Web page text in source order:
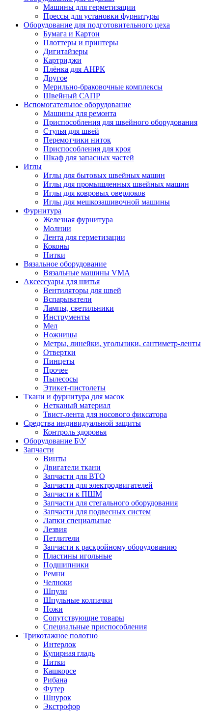
Машины для герметизации
Прессы для установки фурнитуры
Оборудование для подготовительного цеха
Бумага и Картон
Плоттеры и принтеры
Дигитайзеры
Картриджи
Плёнка для АНРК
Другое
Мерильно-браковочные комплексы
Швейный САПР
Вспомогательное оборудование
Машины для ремонта
Приспособления для швейного оборудования
Стулья для швей
Перемотчики ниток
Приспособления для кроя
Шкаф для запасных частей
Иглы
Иглы для бытовых швейных машин
Иглы для промышленных швейных машин
Иглы для ковровых оверлоков
Иглы для мешкозашивочной машины
Фурнитура
Железная фурнитура
Молнии
Лента для герметизации
Коконы
Нитки
Вязальное оборудование
Вязальные машины VMA
Аксессуары для шитья
Вентиляторы для швей
Вспарыватели
Лампы, светильники
Инструменты
Мел
Ножницы
Метры, линейки, угольники, сантиметр-ленты
Отвертки
Пинцеты
Прочее
Пылесосы
Этикет-пистолеты
Ткани и фурнитура для масок
Нетканый материал
Твист-лента для носового фиксатора
Средства индивидуальной защиты
Контроль здоровья
Оборудование Б\У
Запчасти
Винты
Двигатели ткани
Запчасти для ВТО
Запчасти для электродвигателей
Запчасти к ПШМ
Запчасти для стегального оборудования
Запчасти для подвесных систем
Лапки специальные
Лезвия
Петлители
Запчасти к раскройному оборудованию
Пластины игольные
Подшипники
Ремни
Челноки
Шпули
Шпульные колпачки
Ножи
Сопутствующие товары
Специальные приспособления
Трикотажное полотно
Интерлок
Кулирная гладь
Нитки
Кашкорсе
Рибана
Футер
Шнурок
Экстрофор